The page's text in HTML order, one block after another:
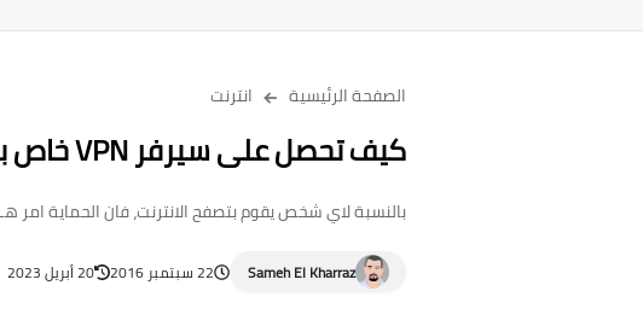
الصفحة الرئيسية انترنت
كيف تحصل على سيرفر VPN خاص بك وبدون برامج
بالنسبة لاي شخص يقوم بتصفح الانترنت، فان الحماية امر
Sameh El Kharraz 22 سبتمبر 2016 20 أبريل 2023